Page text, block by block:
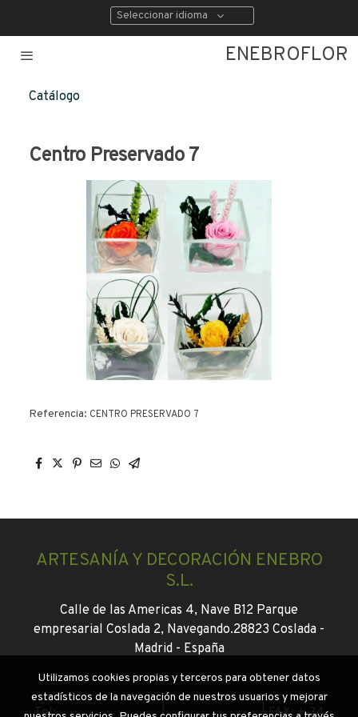
Seleccionar idioma
ENEBROFLOR
Catálogo
Centro Preservado 7
Referencia: CENTRO PRESERVADO 7
ARTESANÍA Y DECORACIÓN ENEBRO
S.L.
Calle de las Americas 4, Nave B12 Parque
empresarial Coslada 2, Navegando.28823 Coslada -
Madrid - España
info@enebroflor.es
Tel:+ 34 916745046|+34 647130931|FAX: + 34
Utilizamos cookies propias y terceros para obtener datos
estadísticos de la navegación de nuestros usuarios y mejorar